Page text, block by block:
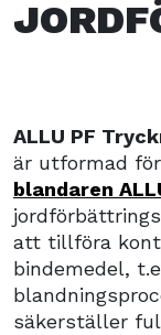
ALLU PF
är utformad
blandaren
att tillföra
bindemedel,
säkerställer